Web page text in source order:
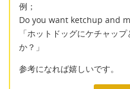
例；
Do you want ketchup and
「ホットドッグにケチャッ
か？」
参考になれば嬉しいです。